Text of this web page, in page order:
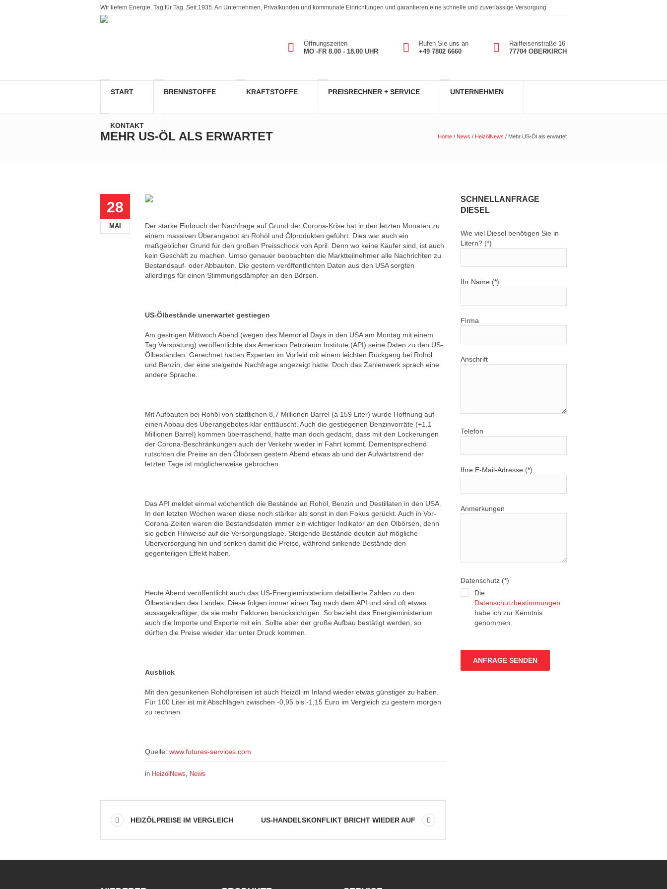
Wir liefern Energie. Tag für Tag. Seit 1935. An Unternehmen, Privatkunden und kommunale Einrichtungen und garantieren eine schnelle und zuverlässige Versorgung
Öffnungszeiten
MO -FR 8.00 - 18.00 UHR
Rufen Sie uns an
+49 7802 6660
Raiffeisenstraße 16
77704 OBERKIRCH
START BRENNSTOFFE KRAFTSTOFFE PREISRECHNER + SERVICE UNTERNEHMEN
KONTAKT
MEHR US-ÖL ALS ERWARTET Home / News / HeizölNews / Mehr US-Öl als erwartet
28
MAI
Der starke Einbruch der Nachfrage auf Grund der Corona-Krise hat in den letzten Monaten zu
einem massiven Überangebot an Rohöl und Ölprodukten geführt. Dies war auch ein
maßgeblicher Grund für den großen Preisschock von April. Denn wo keine Käufer sind, ist auch
kein Geschäft zu machen. Umso genauer beobachten die Marktteilnehmer alle Nachrichten zu
Bestandsauf- oder Abbauten. Die gestern veröffentlichten Daten aus den USA sorgten
allerdings für einen Stimmungsdämpfer an den Börsen.
US-Ölbestände unerwartet gestiegen
Am gestrigen Mittwoch Abend (wegen des Memorial Days in den USA am Montag mit einem
Tag Verspätung) veröffentlichte das American Petroleum Institute (API) seine Daten zu den US-
Ölbeständen. Gerechnet hatten Experten im Vorfeld mit einem leichten Rückgang bei Rohöl
und Benzin, der eine steigende Nachfrage angezeigt hätte. Doch das Zahlenwerk sprach eine
andere Sprache.
Mit Aufbauten bei Rohöl von stattlichen 8,7 Millionen Barrel (á 159 Liter) wurde Hoffnung auf
einen Abbau des Überangebotes klar enttäuscht. Auch die gestiegenen Benzinvorräte (+1,1
Millionen Barrel) kommen überraschend, hatte man doch gedacht, dass mit den Lockerungen
der Corona-Beschränkungen auch der Verkehr wieder in Fahrt kommt. Dementsprechend
rutschten die Preise an den Ölbörsen gestern Abend etwas ab und der Aufwärtstrend der
letzten Tage ist möglicherweise gebrochen.
Das API meldet einmal wöchentlich die Bestände an Rohöl, Benzin und Destillaten in den USA.
In den letzten Wochen waren diese noch stärker als sonst in den Fokus gerückt. Auch in Vor-
Corona-Zeiten waren die Bestandsdaten immer ein wichtiger Indikator an den Ölbörsen, denn
sie geben Hinweise auf die Versorgungslage. Steigende Bestände deuten auf mögliche
Überversorgung hin und senken damit die Preise, während sinkende Bestände den
gegenteiligen Effekt haben.
Heute Abend veröffentlicht auch das US-Energieministerium detaillierte Zahlen zu den
Ölbeständen des Landes. Diese folgen immer einen Tag nach dem API und sind oft etwas
aussagekräftiger, da sie mehr Faktoren berücksichtigen. So bezieht das Energieministerium
auch die Importe und Exporte mit ein. Sollte aber der große Aufbau bestätigt werden, so
dürften die Preise wieder klar unter Druck kommen.
Ausblick
Mit den gesunkenen Rohölpreisen ist auch Heizöl im Inland wieder etwas günstiger zu haben.
Für 100 Liter ist mit Abschlägen zwischen -0,95 bis -1,15 Euro im Vergleich zu gestern morgen
zu rechnen.
Quelle: www.futures-services.com
in HeizölNews, News
HEIZÖLPREISE IM VERGLEICH US-HANDELSKONFLIKT BRICHT WIEDER AUF
SCHNELLANFRAGE
DIESEL
Wie viel Diesel benötigen Sie in
Litern? (*)
Ihr Name (*)
Firma
Anschrift
Telefon
Ihre E-Mail-Adresse (*)
Anmerkungen
Datenschutz (*)
Die
Datenschutzbestimmungen
habe ich zur Kenntnis
genommen.